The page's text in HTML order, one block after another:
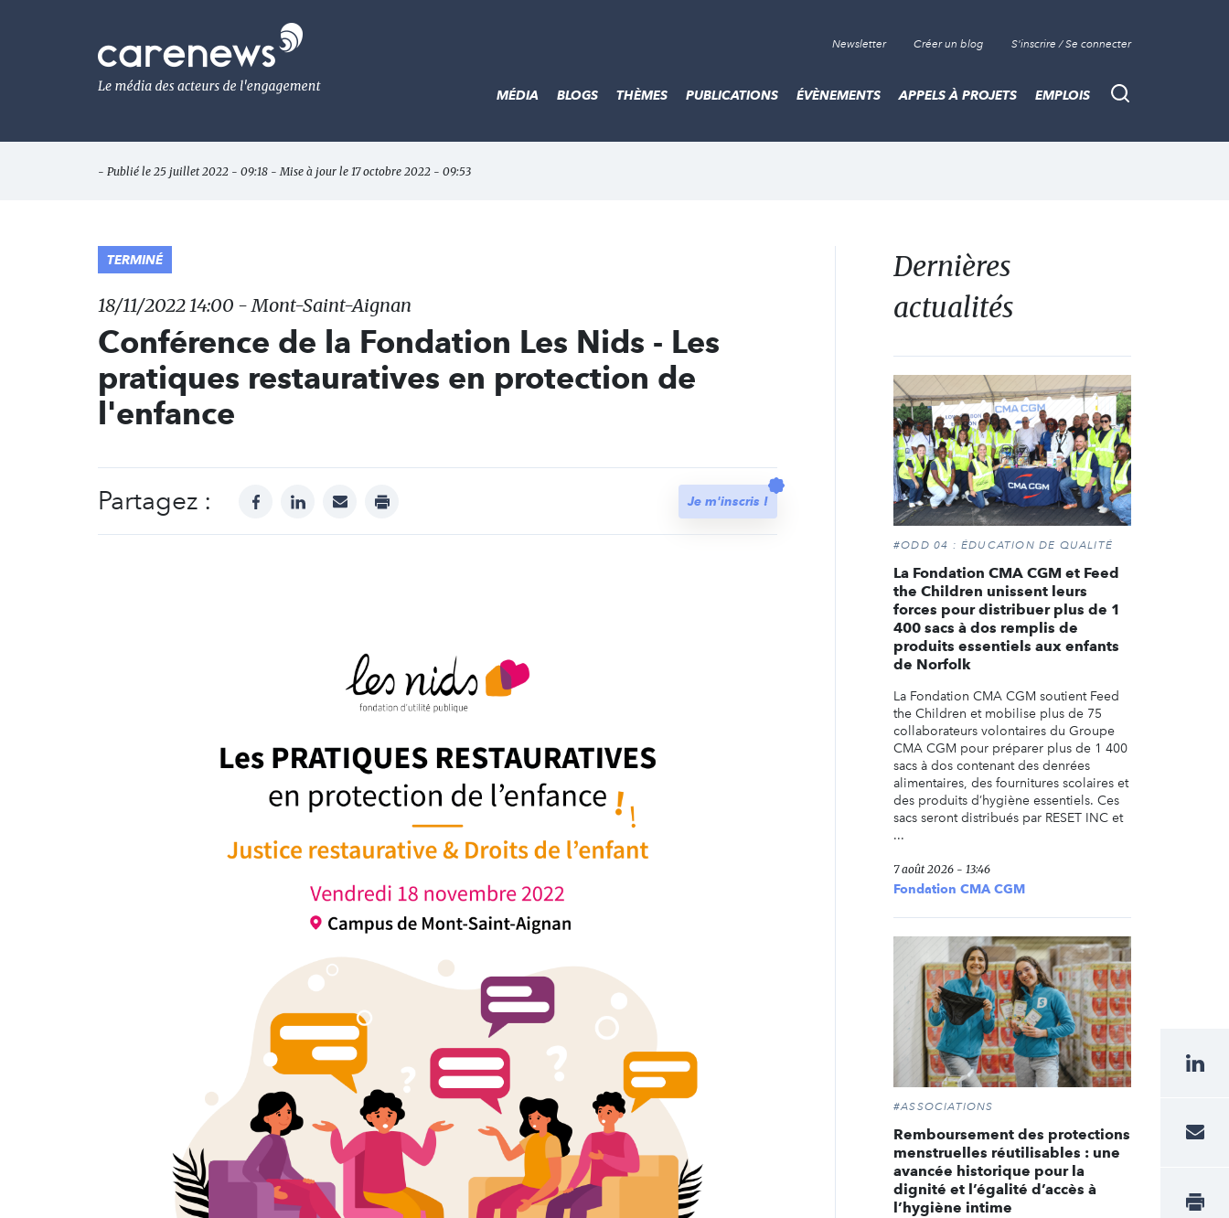
Le
média
de
l'engagement
Newsletter Créer un blog S'inscrire / Se connecter
Recherche
MÉDIA BLOGS THÈMES PUBLICATIONS ÉVÈNEMENTS APPELS À PROJETS EMPLOIS
- Publié le 25 juillet 2022 - 09:18 - Mise à jour le 17 octobre 2022 - 09:53
TERMINÉ
18/11/2022 14:00 - Mont-Saint-Aignan
Conférence de la Fondation Les Nids - Les
pratiques restauratives en protection de
l'enfance
Partagez : facebooklinkedinmail print Je m'inscris !
Dernières
actualités
#ODD 04 : ÉDUCATION DE QUALITÉ
La Fondation CMA CGM et Feed
the Children unissent leurs
forces pour distribuer plus de 1
400 sacs à dos remplis de
produits essentiels aux enfants
de Norfolk
La Fondation CMA CGM soutient Feed
the Children et mobilise plus de 75
collaborateurs volontaires du Groupe
CMA CGM pour préparer plus de 1 400
sacs à dos contenant des denrées
alimentaires, des fournitures scolaires et
des produits d’hygiène essentiels. Ces
sacs seront distribués par RESET INC et
...
7 août 2026 - 13:46
Fondation CMA CGM
#ASSOCIATIONS
Remboursement des protections
menstruelles réutilisables : une
avancée historique pour la
dignité et l’égalité d’accès à
l’hygiène intime